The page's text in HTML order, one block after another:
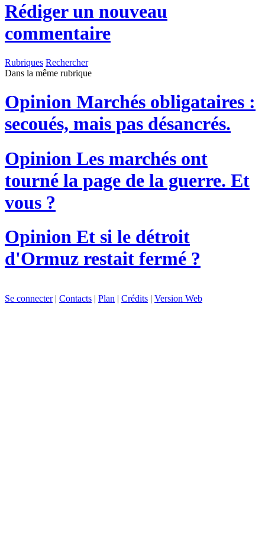
Rédiger un nouveau
commentaire
Rubriques Rechercher
Dans la même rubrique
Opinion Marchés obligataires :
secoués, mais pas désancrés.
Opinion Les marchés ont
tourné la page de la guerre. Et
vous ?
Opinion Et si le détroit
d'Ormuz restait fermé ?
Se connecter| Contacts | Plan | Crédits | Version Web